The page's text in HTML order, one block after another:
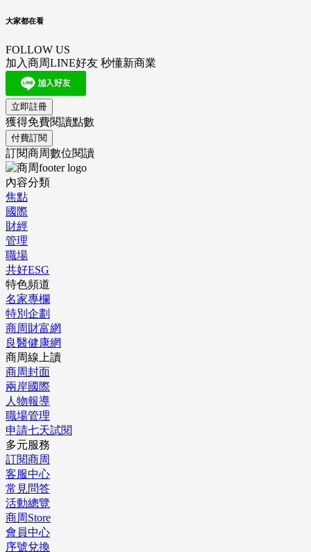
大家都在看
FOLLOW US
加入商周LINE好友 秒懂新商業
立即註冊
獲得免費閱讀點數
付費訂閱
訂閱商周數位閱讀
內容分類
焦點
國際
財經
管理
職場
共好ESG
特色頻道
名家專欄
特別企劃
商周財富網
良醫健康網
商周線上讀
商周封面
兩岸國際
人物報導
職場管理
申請七天試閱
多元服務
訂閱商周
客服中心
常見問答
活動總覽
商周Store
會員中心
序號兌換